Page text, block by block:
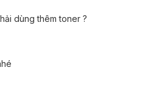
dùng thêm toner ?